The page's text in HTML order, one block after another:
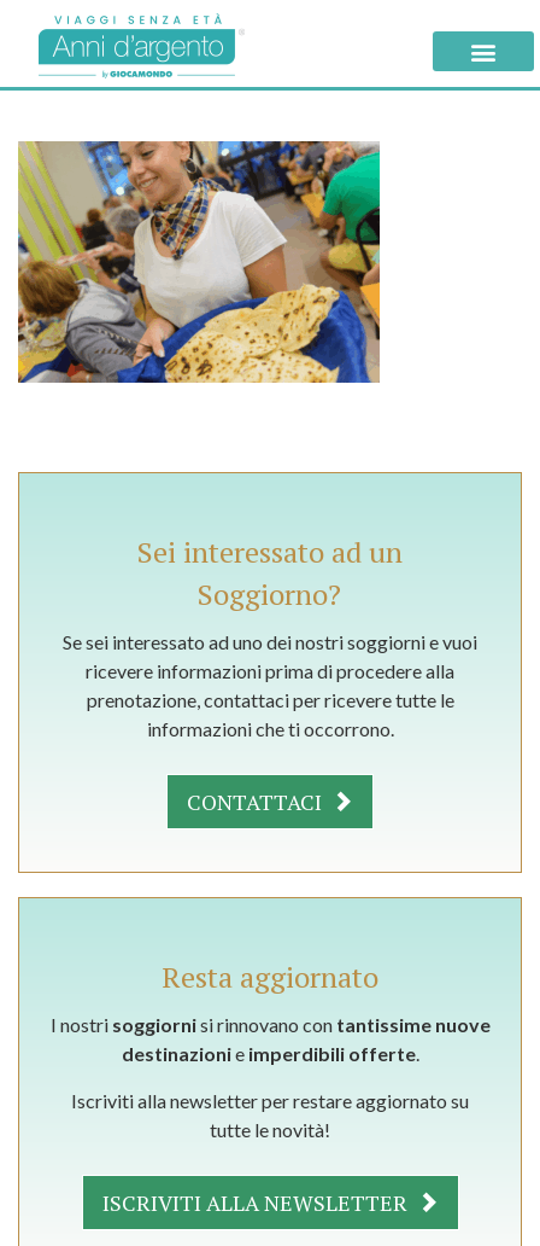
Sei interessato ad un
Soggiorno?
Se sei interessato ad uno dei nostri soggiorni e vuoi
ricevere informazioni prima di procedere alla
prenotazione, contattaci per ricevere tutte le
informazioni che ti occorrono.
CONTATTACI
Resta aggiornato
I nostri soggiornisi rinnovano con tantissime nuove
destinazionie imperdibili offerte.
Iscriviti alla newsletter per restare aggiornato su
tutte le novità!
ISCRIVITI ALLA NEWSLETTER